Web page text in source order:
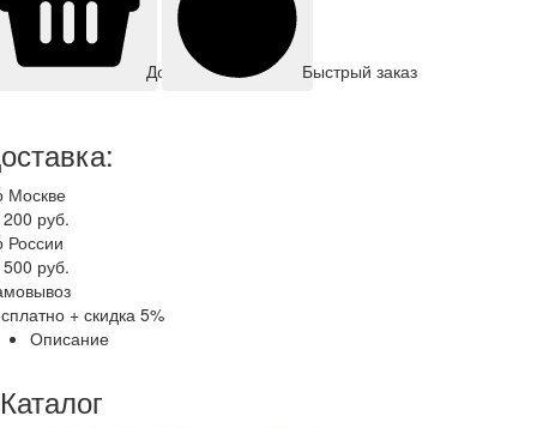
Добавить корзину Быстрый заказ
Москве
200 руб.
России
500 руб.
+ скидка 5%
Описание
Каталог